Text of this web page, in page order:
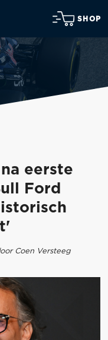
SHOP
eerste
Ford
Coen Versteeg